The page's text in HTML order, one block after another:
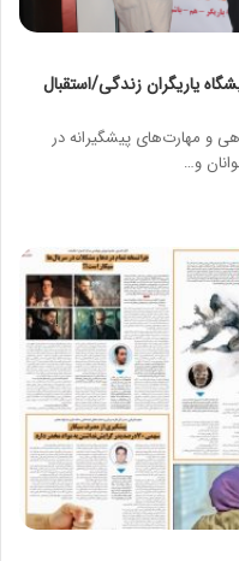
یاریگران زندگی/استقبال
و مهارت‌های پیشگیرانه در
و…